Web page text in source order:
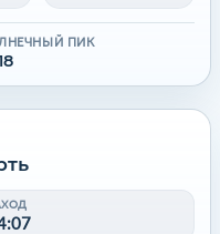
ПИК